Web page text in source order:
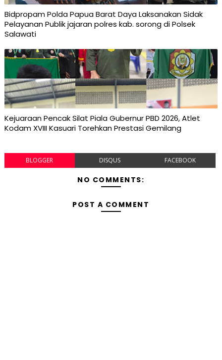
Bidpropam Polda Papua Barat Daya Laksanakan Sidak
Pelayanan Publik jajaran polres kab. sorong di Polsek
Salawati
Kejuaraan Pencak Silat Piala Gubernur PBD 2026, Atlet
Kodam XVIII Kasuari Torehkan Prestasi Gemilang
BLOGGER DISQUS FACEBOOK
NO COMMENTS:
POST A COMMENT